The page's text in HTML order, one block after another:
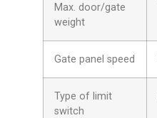
Max. door/gate
weight
Gate panel speed
Type of limit
switch